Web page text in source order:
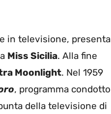
in televisione, presenta
Miss Sicilia. Alla fine
Moonlight. Nel 1959
, programma condotto
della televisione di